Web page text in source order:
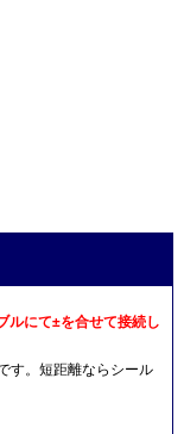
ルにて±を合せて接続し
す。短距離ならシール